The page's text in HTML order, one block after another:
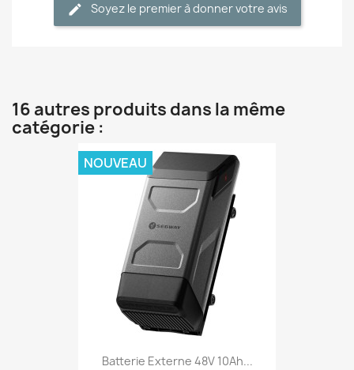
Soyez le premier à donner votre avis
16 autres produits dans la même
catégorie :
Batterie Externe 48V 10Ah...
NOUVEAU